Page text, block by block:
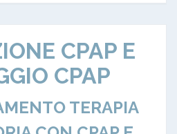
CPAP E
CPAP
TERAPIA